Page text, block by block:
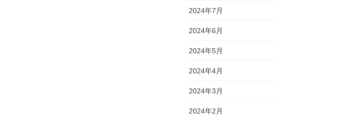
2024年7月
2024年6月
2024年5月
2024年4月
2024年3月
2024年2月